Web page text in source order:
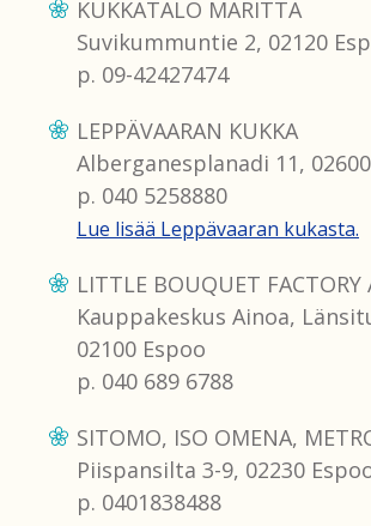
KUKKATALO MARITTA
Suvikummuntie 2, 02120
p. 09-42427474
LEPPÄVAARAN KUKKA
Alberganesplanadi 11,
p. 040 5258880
Lue lisää Leppävaaran kukasta.
LITTLE BOUQUET FACTORY
Kauppakeskus Ainoa,
02100 Espoo
p. 040 689 6788
SITOMO, ISO OMENA,
Piispansilta 3-9, 02230
p. 0401838488